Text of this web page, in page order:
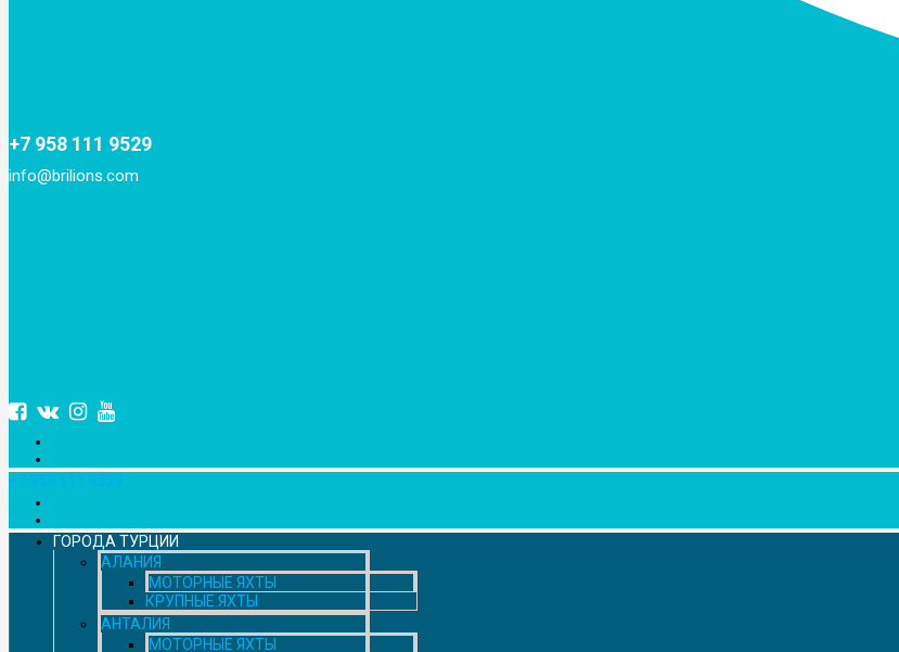
+7 958 111 9529
info@brilions.com
+7 958 111 9529
ГОРОДА ТУРЦИИ
АЛАНИЯ
МОТОРНЫЕ ЯХТЫ
КРУПНЫЕ ЯХТЫ
АНТАЛИЯ
МОТОРНЫЕ ЯХТЫ